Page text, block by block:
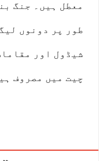
معطل ہیں۔ جنگ
طور پر دونوں
شیڈول اور
چیت میں مصروف